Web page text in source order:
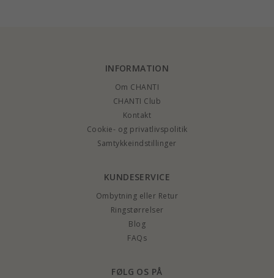
INFORMATION
Om CHANTI
CHANTI Club
Kontakt
Cookie- og privatlivspolitik
Samtykkeindstillinger
KUNDESERVICE
Ombytning eller Retur
Ringstørrelser
Blog
FAQs
FØLG OS PÅ